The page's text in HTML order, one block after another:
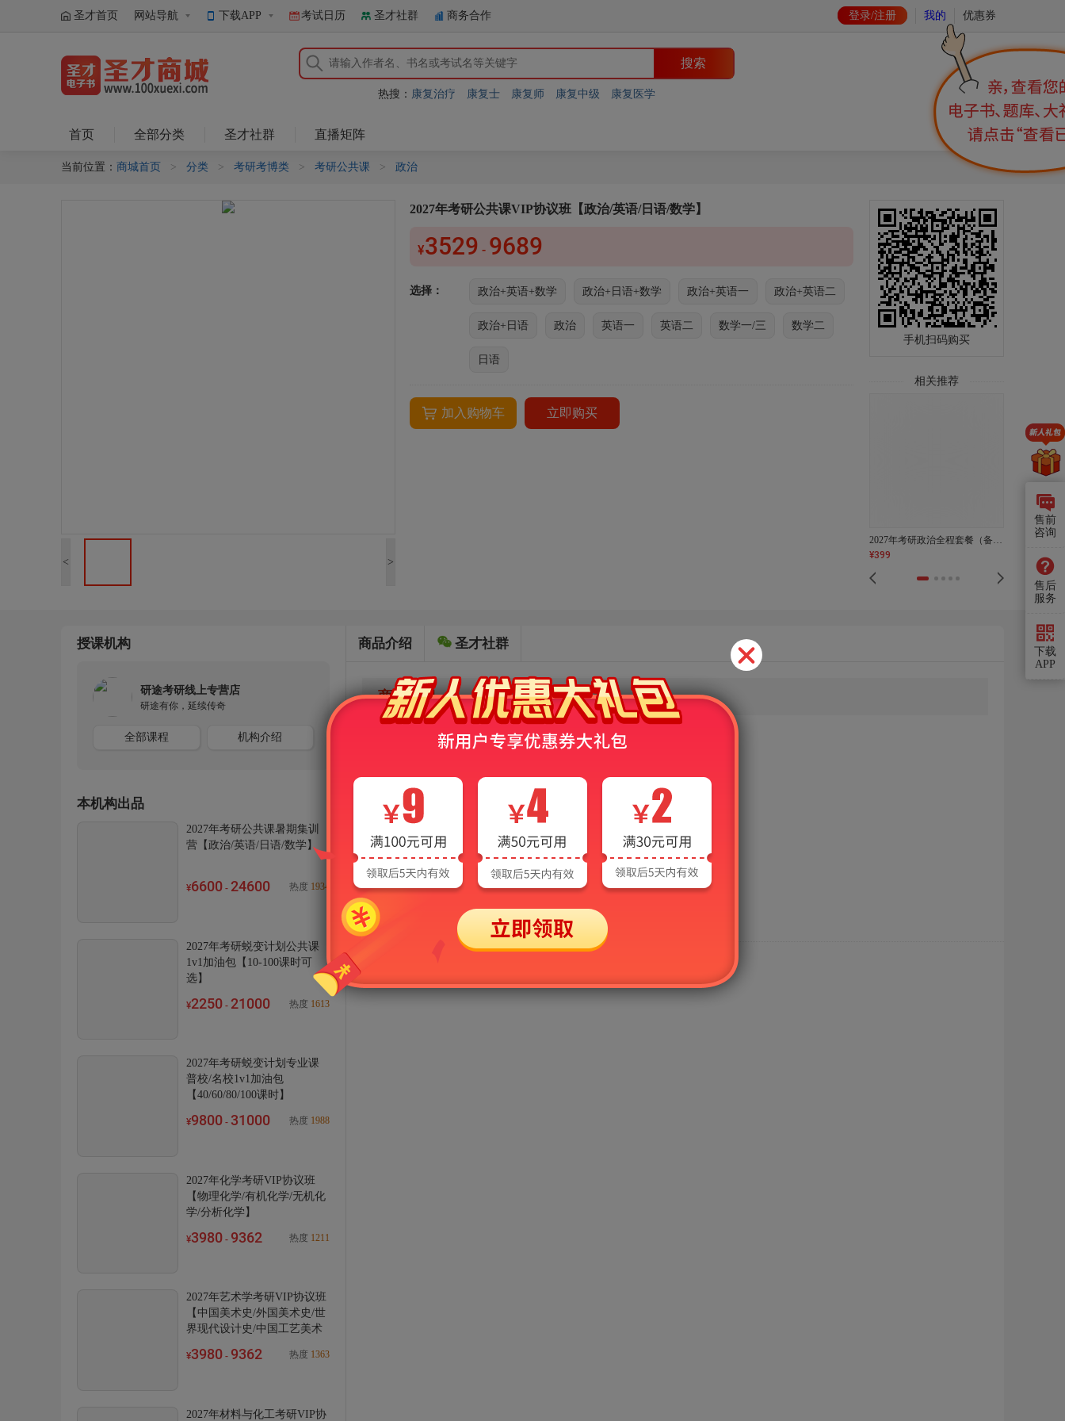
圣才首页 网站导航 下载APP 考试日历 圣才社群 商务合作 登录/注册 我的 优惠券
热搜： 康复治疗 康复士 康复师 康复中级 康复医学
首页 全部分类 圣才社群 直播矩阵
当前位置： 商城首页 > 分类 > 考研考博类 > 考研公共课 > 政治
2027年考研公共课VIP协议班【政治/英语/日语/数学】
¥3529 - 9689
选择： 政治+英语+数学 政治+日语+数学 政治+英语一 政治+英语二
政治+日语 政治 英语一 英语二 数学一/三 数学二
日语
加入购物车 立即购买
手机扫码购买
相关推荐
2027年考研政治全程套餐（备考指导＋精讲＋考点强化）
¥399 2199
< >
授课机构
研途考研线上专营店
研途有你，延续传奇
全部课程 机构介绍
本机构出品
2027年考研公共课暑期集训
营【政治/英语/日语/数学】
¥6600- 24600 热度 1934
2027年考研蜕变计划公共课
1v1加油包【10-100课时可
选】
¥2250- 21000 热度 1613
2027年考研蜕变计划专业课
普校/名校1v1加油包
【40/60/80/100课时】
¥9800- 31000 热度 1988
2027年化学考研VIP协议班
【物理化学/有机化学/无机化
学/分析化学】
¥3980- 9362 热度 1211
2027年艺术学考研VIP协议班
【中国美术史/外国美术史/世
界现代设计史/中国工艺美术
术学概论/艺术学基础知识+政
¥3980- 9362 热度 1363
2027年材料与化工考研VIP协
商品介绍 圣才社群
商品介绍
售前
咨询
售后
服务
下载
APP